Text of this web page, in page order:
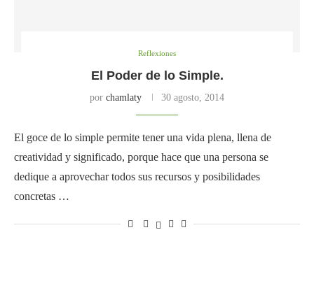
Reflexiones
El Poder de lo Simple.
por chamlaty 30 agosto, 2014
El goce de lo simple permite tener una vida plena, llena de
creatividad y significado, porque hace que una persona se
dedique a aprovechar todos sus recursos y posibilidades
concretas …